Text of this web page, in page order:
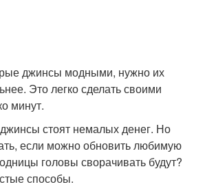
джинсы модными, нужно их
Это легко сделать своими
минут.
стоят немалых денег. Но
если можно обновить любимую
головы сворачивать будут?
способы.